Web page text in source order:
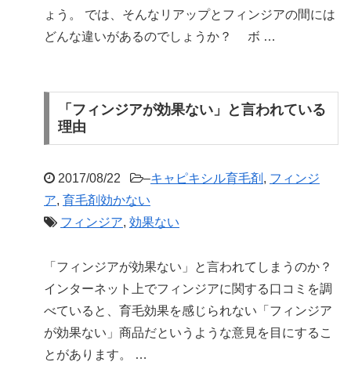
ょう。 では、そんなリアップとフィンジアの間には
どんな違いがあるのでしょうか？ ボ …
「フィンジアが効果ない」と言われている
理由
2017/08/22 –キャピキシル育毛剤 , フィンジ
ア, 育毛剤効かない
フィンジア, 効果ない
「フィンジアが効果ない」と言われてしまうのか？
インターネット上でフィンジアに関する口コミを調
べていると、育毛効果を感じられない「フィンジア
が効果ない」商品だというような意見を目にするこ
とがあります。 …